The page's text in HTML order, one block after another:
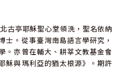
然！」──馬修．雷弗寧（Matt
亭耶穌聖心堂領洗，聖名依納
士。從事臺灣南島語言學研究，
。亦曾在輔大、耕莘文教基金會
穌與瑪利亞的猶太根源》。期許